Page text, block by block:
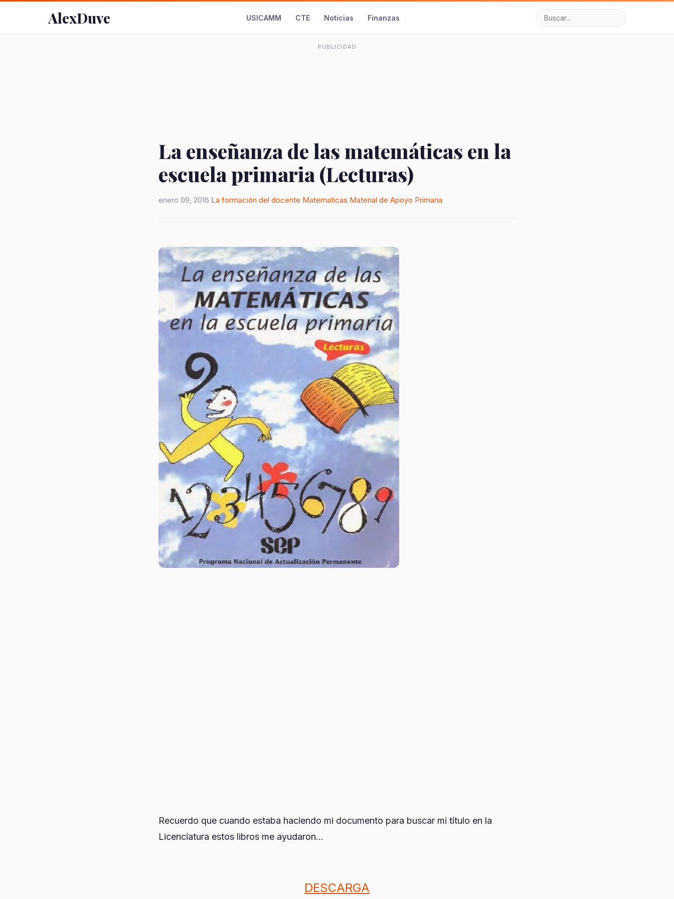
AlexDuve USICAMM CTE Noticias Finanzas
PUBLICIDAD
La enseñanza de las matemáticas en la
escuela primaria (Lecturas)
enero 09, 2016 La formación del docente Matematicas Material de Apoyo Primaria
Recuerdo que cuando estaba haciendo mi documento para buscar mi título en la
Licenciatura estos libros me ayudaron...
DESCARGA